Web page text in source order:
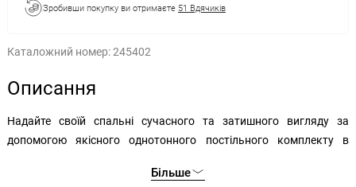
Зробивши покупку ви отримаєте 51 Вдячиків
Каталожний номер:245402
Описання
Надайте своїй спальні сучасного та затишного вигляду за
допомогою якісного однотонного постільного комплекту в
поєднається з будь-яким стилем інтер'єру, і ви створите собі
Більше